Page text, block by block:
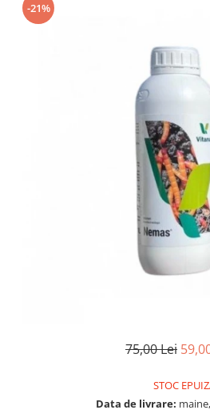
-21%
75,00 Lei
STOC
Data de livrare: